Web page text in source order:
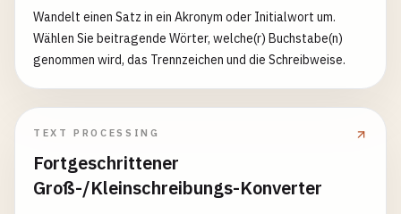
Wandelt einen Satz in ein Akronym oder Initialwort um.
Wählen Sie beitragende Wörter, welche(r) Buchstabe(n)
genommen wird, das Trennzeichen und die Schreibweise.
TEXT PROCESSING
Fortgeschrittener
Groß-/Kleinschreibungs-Konverter